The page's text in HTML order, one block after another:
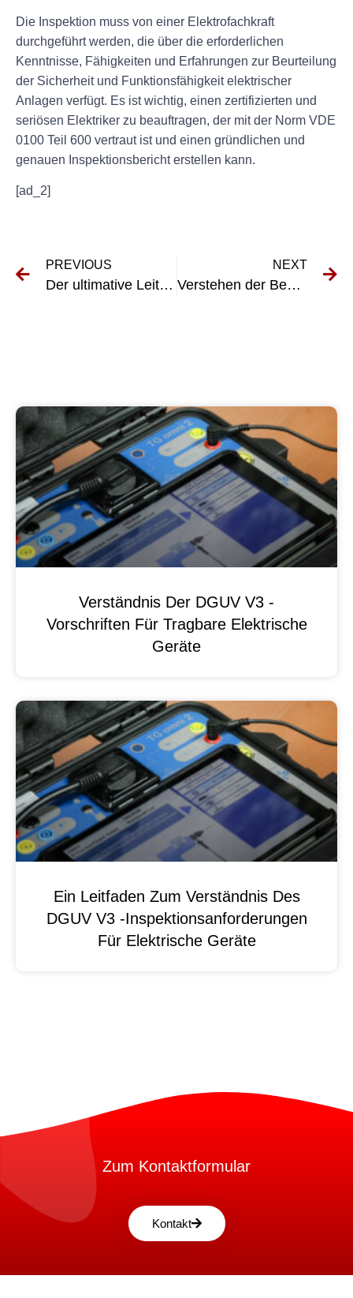
Die Inspektion muss von einer Elektrofachkraft
durchgeführt werden, die über die erforderlichen
Kenntnisse, Fähigkeiten und Erfahrungen zur Beurteilung
der Sicherheit und Funktionsfähigkeit elektrischer
Anlagen verfügt. Es ist wichtig, einen zertifizierten und
seriösen Elektriker zu beauftragen, der mit der Norm VDE
0100 Teil 600 vertraut ist und einen gründlichen und
genauen Inspektionsbericht erstellen kann.
[ad_2]
PREVIOUS
Der ultimative Leitfaden für VDE-Schweißgeräte: Alles, was Sie wissen müssen
NEXT
Verstehen der Bedeutung fester elektrischer Installationen und Geräte in industriellen Umgebungen
Verständnis Der DGUV V3 -
Vorschriften Für Tragbare Elektrische
Geräte
Ein Leitfaden Zum Verständnis Des
DGUV V3 -Inspektionsanforderungen
Für Elektrische Geräte
Zum Kontaktformular
Kontakt